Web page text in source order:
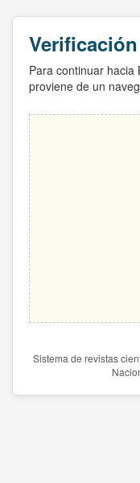
Para continuar hacia
proviene de un
Sistema de revistas